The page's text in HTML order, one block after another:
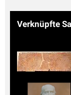
Verknüpfte